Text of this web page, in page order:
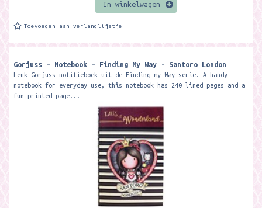
In winkelwagen
Toevoegen aan verlanglijstje
Gorjuss - Notebook - Finding My Way - Santoro London
Leuk Gorjuss notitieboek uit de Finding my Way serie. A handy
notebook for everyday use, this notebook has 240 lined pages and a
fun printed page...